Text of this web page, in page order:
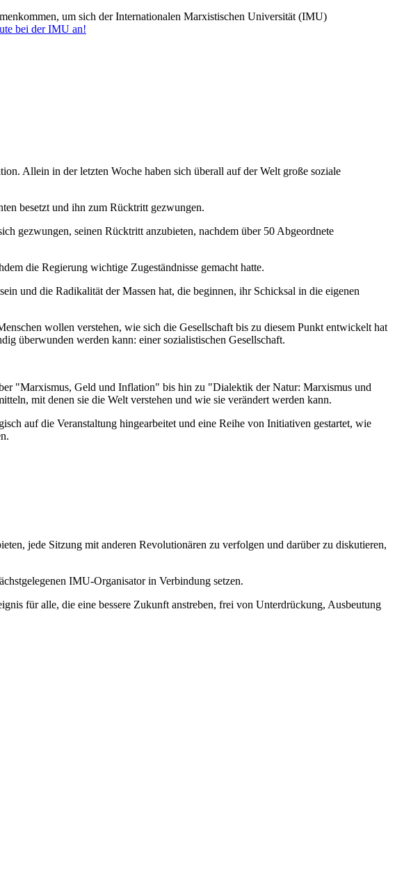
um sich der Internationalen Marxistischen Universität (IMU)
bei der IMU an!
Allein in der letzten Woche haben sich überall auf der Welt große soziale
besetzt und ihn zum Rücktritt gezwungen.
gezwungen, seinen Rücktritt anzubieten, nachdem über 50 Abgeordnete
die Regierung wichtige Zugeständnisse gemacht hatte.
und die Radikalität der Massen hat, die beginnen, ihr Schicksal in die eigenen
wollen verstehen, wie sich die Gesellschaft bis zu diesem Punkt entwickelt hat
überwunden werden kann: einer sozialistischen Gesellschaft.
"Marxismus, Geld und Inflation" bis hin zu "Dialektik der Natur: Marxismus und
mit denen sie die Welt verstehen und wie sie verändert werden kann.
auf die Veranstaltung hingearbeitet und eine Reihe von Initiativen gestartet, wie
jede Sitzung mit anderen Revolutionären zu verfolgen und darüber zu diskutieren,
IMU-Organisator in Verbindung setzen.
für alle, die eine bessere Zukunft anstreben, frei von Unterdrückung, Ausbeutung